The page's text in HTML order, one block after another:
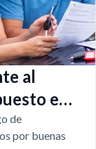
al
en
de
por buenas